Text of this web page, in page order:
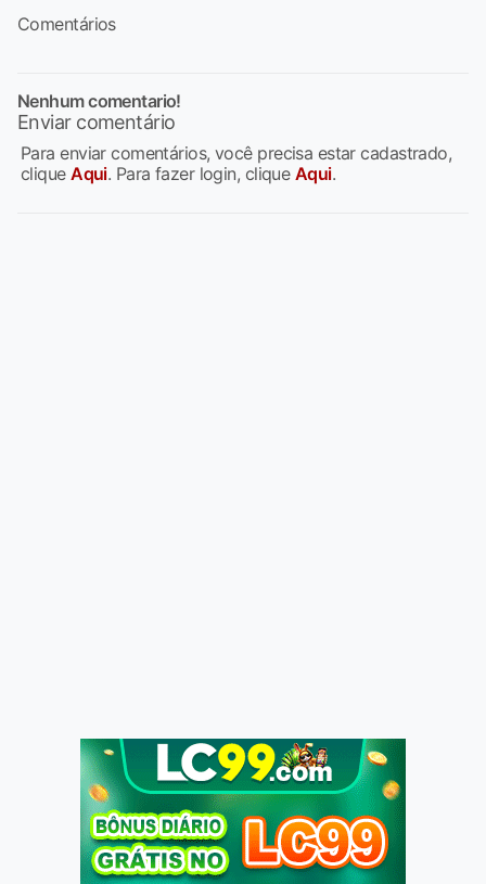
Comentários
Nenhum comentario!
Enviar comentário
Para enviar comentários, você precisa estar cadastrado,
cliqueAqui. Para fazer login, clique Aqui.